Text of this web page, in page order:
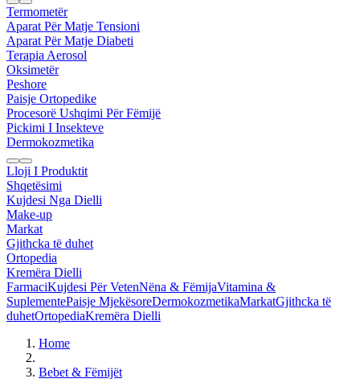
Termometër
Aparat Për Matje Tensioni
Aparat Për Matje Diabeti
Terapia Aerosol
Oksimetër
Peshore
Paisje Ortopedike
Procesorë Ushqimi Për Fëmijë
Pickimi I Insekteve
Dermokozmetika
Lloji I Produktit
Shqetësimi
Kujdesi Nga Dielli
Make-up
Markat
Gjithcka të duhet
Ortopedia
Kremëra Dielli
FarmaciKujdesi Për VetenNëna & FëmijaVitamina &
SuplementePaisje MjekësoreDermokozmetikaMarkatGjithcka të
duhetOrtopediaKremëra Dielli
Home
Bebet & Fëmijët